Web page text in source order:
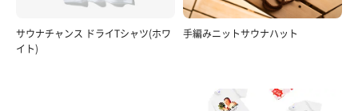
サウナチャンス ドライTシャツ(ホワ
イト)
手編みニットサウナハット